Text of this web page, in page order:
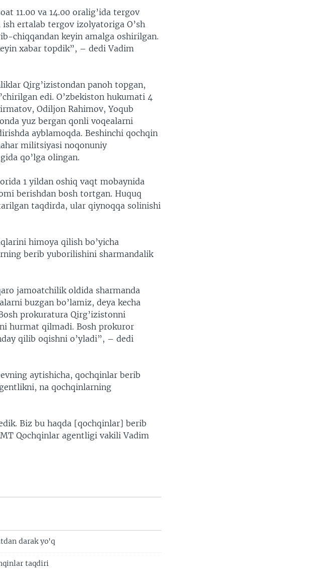
11.00 va 14.00 oralig’ida tergov
ertalab tergov izolyatoriga O’sh
chiqqandan keyin amalga oshirilgan.
xabar topdik”, – dedi Vadim
Qirg’izistondan panoh topgan,
edi. O’zbekiston hukumati 4
Odiljon Rahimov, Yoqub
yuz bergan qonli voqealarni
ayblamoqda. Beshinchi qochqin
militsiyasi noqonuniy
qo’lga olingan.
1 yildan oshiq vaqt mobaynida
berishdan bosh tortgan. Huquq
taqdirda, ular qiynoqqa solinishi
himoya qilish bo’yicha
berib yuborilishini sharmandalik
jamoatchilik oldida sharmanda
buzgan bo’lamiz, deya kecha
prokuratura Qirg’izistonni
hurmat qilmadi. Bosh prokuror
qilib oqishni o’yladi”, – dedi
aytishicha, qochqinlar berib
na qochqinlarning
Biz bu haqda [qochqinlar] berib
Qochqinlar agentligi vakili Vadim
darak yo'q
taqdiri